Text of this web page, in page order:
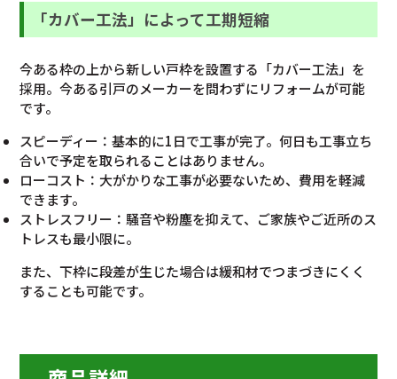
「カバー工法」によって工期短縮
今ある枠の上から新しい戸枠を設置する「カバー工法」を
採用。今ある引戸のメーカーを問わずにリフォームが可能
です。
スピーディー：基本的に1日で工事が完了。何日も工事立ち
合いで予定を取られることはありません。
ローコスト：大がかりな工事が必要ないため、費用を軽減
できます。
ストレスフリー：騒音や粉塵を抑えて、ご家族やご近所のス
トレスも最小限に。
また、下枠に段差が生じた場合は緩和材でつまづきにくく
することも可能です。